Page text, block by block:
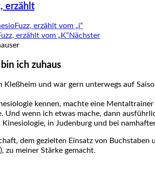
erzählt
erzählt vom „i“
erzählt vom „K“Nächster
ich zuhaus
Kleßheim und war gern unterwegs auf
kennen, machte eine
Und wenn ich etwas mache, dann
in Judenburg und bei
dem gezielten Einsatz von
zu meiner Stärke gemacht.